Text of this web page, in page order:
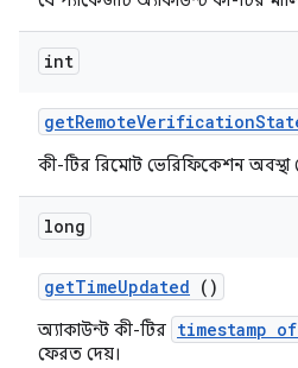
int
কী-টির রিমোট ভেরিফিকেশন অবস্থা
long
getTimeUpdated ()
অ্যাকাউন্ট কী-টির timestamp
ফেরত দেয়।